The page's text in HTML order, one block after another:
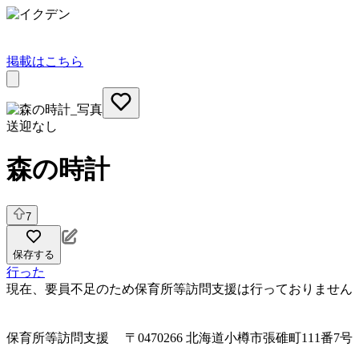
掲載はこちら
送迎なし
森の時計
7
保存する
行った
現在、要員不足のため保育所等訪問支援は行っておりません
保育所等訪問支援 〒0470266 北海道小樽市張碓町111番7号